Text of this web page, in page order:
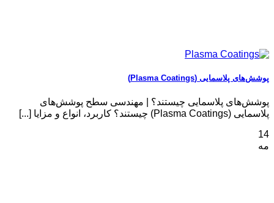
پوشش‌های پلاسمایی (Plasma Coatings)
پوشش‌های پلاسمایی چیستند؟ | مهندسی سطح پوشش‌های
پلاسمایی (Plasma Coatings) چیستند؟ کاربرد، انواع و مزایا [...]
14
مه